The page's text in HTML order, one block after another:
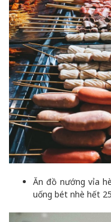
Ăn đồ nướng vỉa
uống bét nhè hết